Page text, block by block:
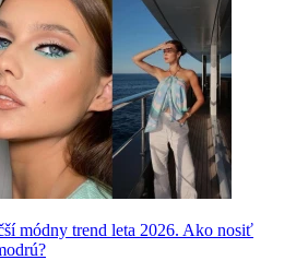
módny trend leta 2026. Ako nosiť